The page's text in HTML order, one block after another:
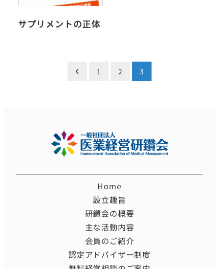
サプリメントの正体
ジ
1 2 3
Home
設立趣旨
研鑽会の概要
主な活動内容
会員のご紹介
認定アドバイザー制度